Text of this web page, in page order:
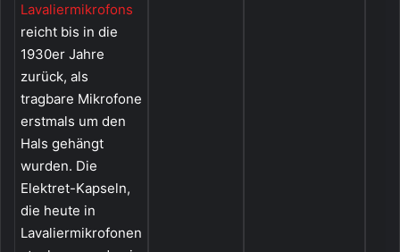
Lavaliermikrofons
reicht bis in die
1930er Jahre
zurück, als
tragbare Mikrofone
erstmals um den
Hals gehängt
wurden. Die
Elektret-Kapseln,
die heute in
Lavaliermikrofonen